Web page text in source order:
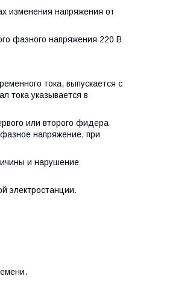
изменения напряжения от
фазного напряжения 220 В
тока, выпускается с
тока указывается в
или второго фидера
напряжение, при
и нарушение
электростанции.